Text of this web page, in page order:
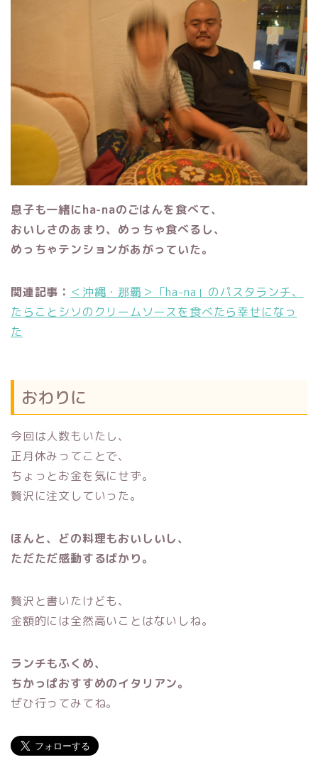
息子も一緒にha-naのごはんを食べて、
おいしさのあまり、めっちゃ食べるし、
めっちゃテンションがあがっていた。
関連記事： ＜沖縄・那覇＞「ha-na」のパスタランチ、
たらことシソのクリームソースを食べたら幸せになっ
た
おわりに
今回は人数もいたし、
正月休みってことで、
ちょっとお金を気にせず。
贅沢に注文していった。
ほんと、どの料理もおいしいし、
ただただ感動するばかり。
贅沢と書いたけども、
金額的には全然高いことはないしね。
ランチもふくめ、
ちかっぱおすすめのイタリアン。
ぜひ行ってみてね。